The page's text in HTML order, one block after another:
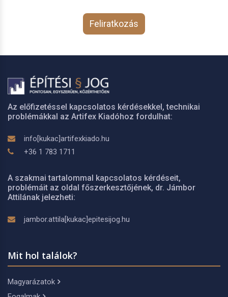
Feliratkozás
Az előfizetéssel kapcsolatos kérdésekkel, technikai
problémákkal az Artifex Kiadóhoz fordulhat:
info[kukac]artifexkiado.hu
+36 1 783 1711
A szakmai tartalommal kapcsolatos kérdéseit,
problémáit az oldal főszerkesztőjének, dr. Jámbor
Attilának jelezheti:
jambor.attila[kukac]epitesijog.hu
Mit hol találok?
Magyarázatok